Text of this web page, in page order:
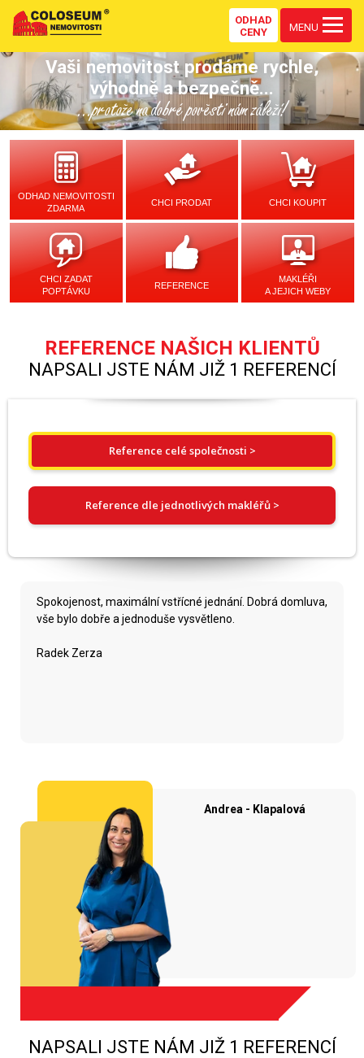
ODHAD
CENY
MENU
Vaši nemovitost prodáme rychle,
výhodně a bezpečně...
...protože na dobré pověsti nám záleží!
ODHAD NEMOVITOSTI
ZDARMA
CHCI PRODAT CHCI KOUPIT
CHCI ZADAT
POPTÁVKU
REFERENCE
MAKLÉŘI
A JEJICH WEBY
REFERENCE NAŠICH KLIENTŮ
NAPSALI JSTE NÁM JIŽ 1 REFERENCÍ
Reference celé společnosti >
Reference dle jednotlivých makléřů >
Spokojenost, maximální vstřícné jednání. Dobrá domluva,
vše bylo dobře a jednoduše vysvětleno.
Radek Zerza
Andrea - Klapalová
NAPSALI JSTE NÁM JIŽ 1 REFERENCÍ